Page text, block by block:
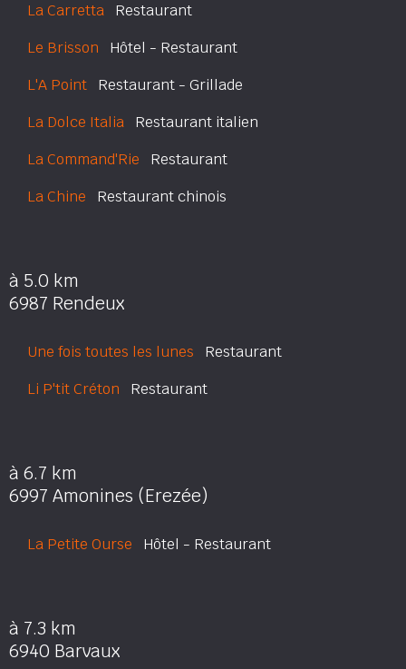
La Carretta Restaurant
Le Brisson Hôtel - Restaurant
L'A Point Restaurant - Grillade
La Dolce Italia Restaurant italien
La Command'Rie Restaurant
La Chine Restaurant chinois
à 5.0 km
6987 Rendeux
Une fois toutes les lunes Restaurant
Li P'tit Créton Restaurant
à 6.7 km
6997 Amonines (Erezée)
La Petite Ourse Hôtel - Restaurant
à 7.3 km
6940 Barvaux